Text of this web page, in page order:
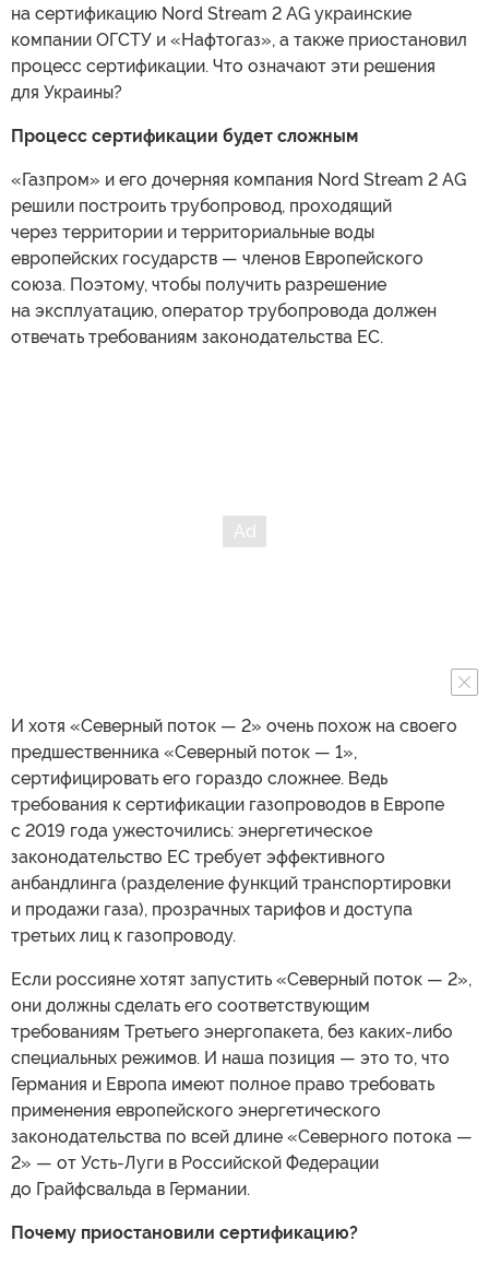
на сертификацию Nord Stream 2 AG украинские
компании ОГСТУ и «Нафтогаз», а также приостановил
процесс сертификации. Что означают эти решения
для Украины?
Процесс сертификации будет сложным
«Газпром» и его дочерняя компания Nord Stream 2 AG
решили построить трубопровод, проходящий
через территории и территориальные воды
европейских государств — членов Европейского
союза. Поэтому, чтобы получить разрешение
на эксплуатацию, оператор трубопровода должен
отвечать требованиям законодательства ЕС.
И хотя «Северный поток — 2» очень похож на своего
предшественника «Северный поток — 1»,
сертифицировать его гораздо сложнее. Ведь
требования к сертификации газопроводов в Европе
с 2019 года ужесточились: энергетическое
законодательство ЕС требует эффективного
анбандлинга (разделение функций транспортировки
и продажи газа), прозрачных тарифов и доступа
третьих лиц к газопроводу.
Если россияне хотят запустить «Северный поток — 2»,
они должны сделать его соответствующим
требованиям Третьего энергопакета, без каких-либо
специальных режимов. И наша позиция — это то, что
Германия и Европа имеют полное право требовать
применения европейского энергетического
законодательства по всей длине «Северного потока —
2» — от Усть-Луги в Российской Федерации
до Грайфсвальда в Германии.
Почему приостановили сертификацию?